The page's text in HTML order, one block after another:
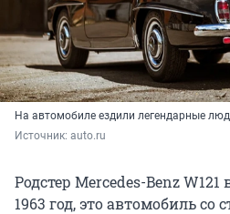
На автомобиле ездили легендарные
Источник: auto.ru
Родстер Mercedes-Benz W121
1963 год, это автомобиль со